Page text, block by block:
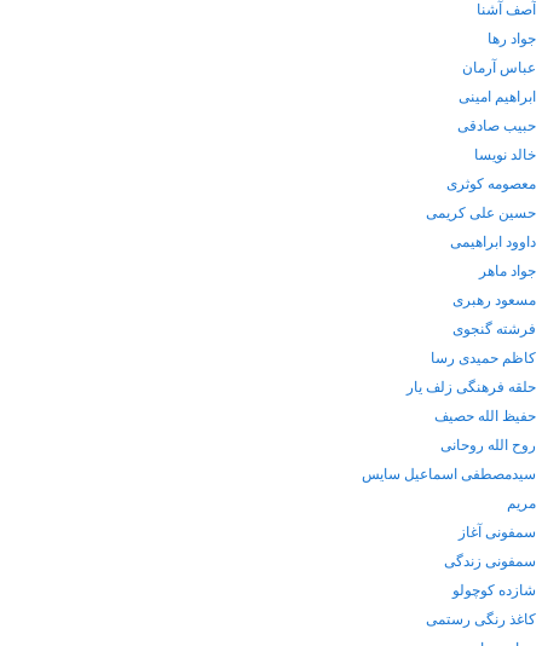
آصف آشنا
جواد رها
عباس آرمان
ابراهیم امینی
حبیب صادقی
خالد نویسا
معصومه کوثری
حسین علی کریمی
داوود ابراهیمی
جواد ماهر
مسعود رهبری
فرشته گنجوی
کاظم حمیدی رسا
حلقه فرهنگی زلف یار
حفیظ الله حصیف
روح الله روحانی
سیدمصطفی اسماعیل سایس
مریم
سمفونی آغاز
سمفونی زندگی
شازده کوچولو
کاغذ رنگی رستمی